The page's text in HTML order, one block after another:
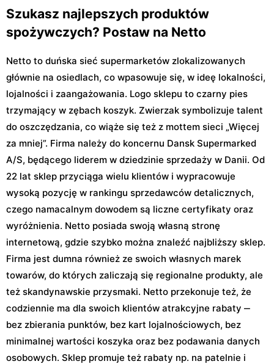
Szukasz najlepszych produktów
spożywczych? Postaw na Netto
Netto to duńska sieć supermarketów zlokalizowanych
głównie na osiedlach, co wpasowuje się, w ideę lokalności,
lojalności i zaangażowania. Logo sklepu to czarny pies
trzymający w zębach koszyk. Zwierzak symbolizuje talent
do oszczędzania, co wiąże się też z mottem sieci „Więcej
za mniej”. Firma należy do koncernu Dansk Supermarked
A/S, będącego liderem w dziedzinie sprzedaży w Danii. Od
22 lat sklep przyciąga wielu klientów i wypracowuje
wysoką pozycję w rankingu sprzedawców detalicznych,
czego namacalnym dowodem są liczne certyfikaty oraz
wyróżnienia. Netto posiada swoją własną stronę
internetową, gdzie szybko można znaleźć najbliższy sklep.
Firma jest dumna również ze swoich własnych marek
towarów, do których zaliczają się regionalne produkty, ale
też skandynawskie przysmaki. Netto przekonuje też, że
codziennie ma dla swoich klientów atrakcyjne rabaty ‒
bez zbierania punktów, bez kart lojalnościowych, bez
minimalnej wartości koszyka oraz bez podawania danych
osobowych. Sklep promuje też rabaty np. na patelnie i